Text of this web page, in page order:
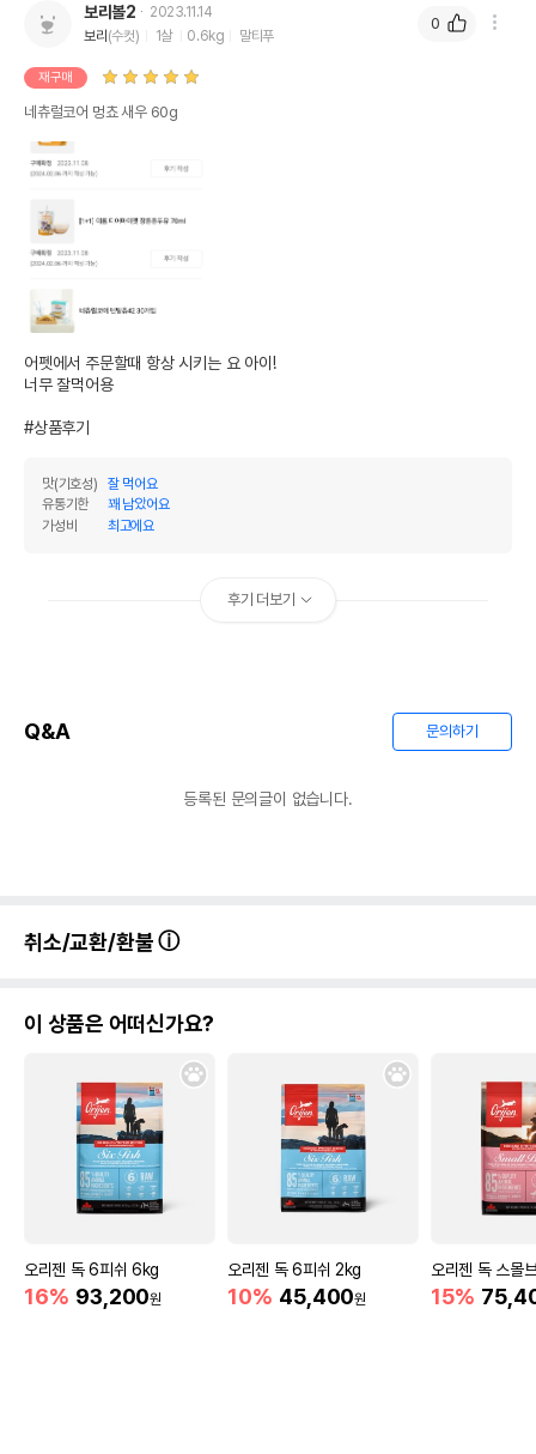
보리볼2
2023.11.14
보리(수컷) 1살 0.6kg 말티푸
재구매
네츄럴코어 멍쵸 새우 60g
어펫에서 주문할때 항상 시키는 요 아이!
너무 잘먹어용
#상품후기
맛(기호성)
잘 먹어요
유통기한
꽤 남았어요
가성비
최고에요
0
후기 더보기
Q&A 문의하기
등록된 문의글이 없습니다.
취소/교환/환불
이 상품은 어떠신가요?
오리젠 독 6피쉬 6kg
16% 93,200원
오리젠 독 6피쉬 2kg
10% 45,400원
오리젠 독 스몰
15%